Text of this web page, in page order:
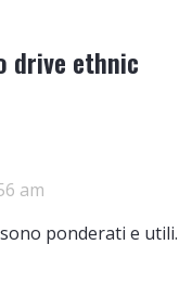
drive ethnic
am
ponderati e utili.